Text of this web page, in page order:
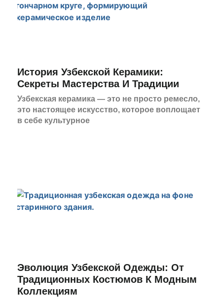
История Узбекской Керамики:
Секреты Мастерства И Традиции
Узбекская керамика — это не просто ремесло,
это настоящее искусство, которое воплощает
в себе культурное
Эволюция Узбекской Одежды: От
Традиционных Костюмов К Модным
Коллекциям